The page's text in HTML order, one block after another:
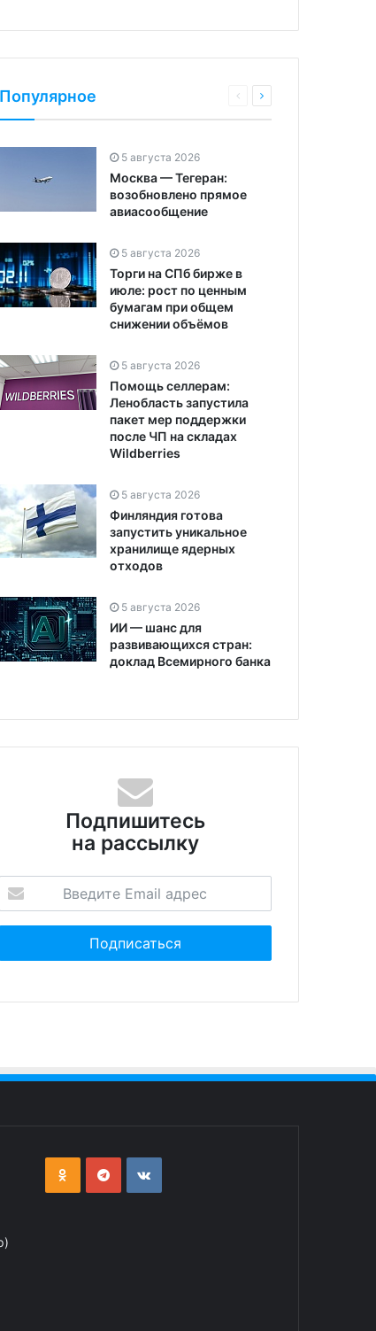
Популярное
5 августа 2026
Москва — Тегеран:
возобновлено прямое
авиасообщение
5 августа 2026
Торги на СПб бирже в
июле: рост по ценным
бумагам при общем
снижении объёмов
5 августа 2026
Помощь селлерам:
Ленобласть запустила
пакет мер поддержки
после ЧП на складах
Wildberries
5 августа 2026
Финляндия готова
запустить уникальное
хранилище ядерных
отходов
5 августа 2026
ИИ — шанс для
развивающихся стран:
доклад Всемирного банка
Подпишитесь
на рассылку